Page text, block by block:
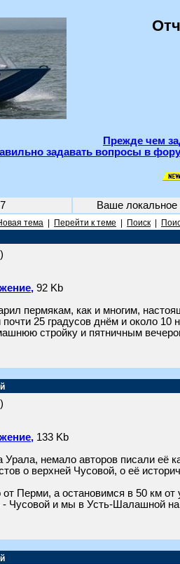
Прежде чем
задавать вопросы в
Ваше
тема Перейти к теме Поиск
92 Kb
пермякам, как и многим,
25 градусов днём и около 10
стройку и пятничным
133 Kb
немало авторов писали её
о верхней Чусовой, о её
Перми, а остановимся в 50 км от
- Чусовой и мы в Усть-Шалашной